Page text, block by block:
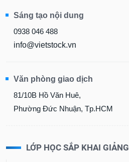
Sáng tạo nội dung
0938 046 488
info@vietstock.vn
Văn phòng giao dịch
81/10B Hồ Văn Huê,
Phường Đức Nhuận, Tp.HCM
LỚP HỌC SẮP KHAI GIẢNG
TIÊU
THIẾT
YẾU
CHĂM
SÓC